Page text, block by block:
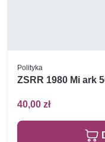
Polityka
ZSRR 1980 Mi ark
40,00 zł